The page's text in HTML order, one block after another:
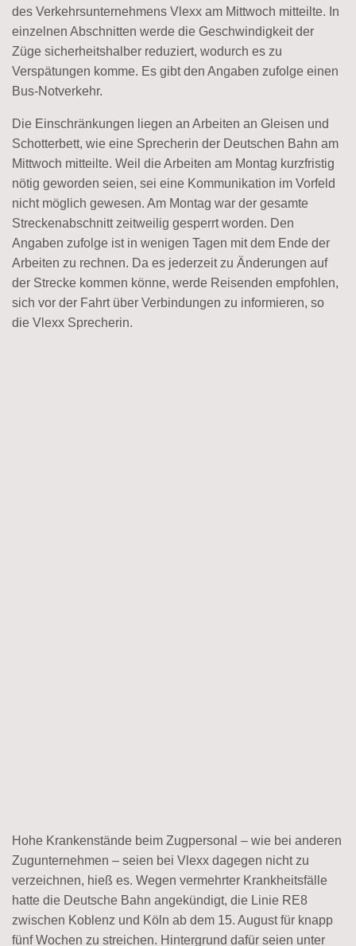
des Verkehrsunternehmens Vlexx am Mittwoch mitteilte. In
einzelnen Abschnitten werde die Geschwindigkeit der
Züge sicherheitshalber reduziert, wodurch es zu
Verspätungen komme. Es gibt den Angaben zufolge einen
Bus-Notverkehr.
Die Einschränkungen liegen an Arbeiten an Gleisen und
Schotterbett, wie eine Sprecherin der Deutschen Bahn am
Mittwoch mitteilte. Weil die Arbeiten am Montag kurzfristig
nötig geworden seien, sei eine Kommunikation im Vorfeld
nicht möglich gewesen. Am Montag war der gesamte
Streckenabschnitt zeitweilig gesperrt worden. Den
Angaben zufolge ist in wenigen Tagen mit dem Ende der
Arbeiten zu rechnen. Da es jederzeit zu Änderungen auf
der Strecke kommen könne, werde Reisenden empfohlen,
sich vor der Fahrt über Verbindungen zu informieren, so
die Vlexx Sprecherin.
Hohe Krankenstände beim Zugpersonal – wie bei anderen
Zugunternehmen – seien bei Vlexx dagegen nicht zu
verzeichnen, hieß es. Wegen vermehrter Krankheitsfälle
hatte die Deutsche Bahn angekündigt, die Linie RE8
zwischen Koblenz und Köln ab dem 15. August für knapp
fünf Wochen zu streichen. Hintergrund dafür seien unter